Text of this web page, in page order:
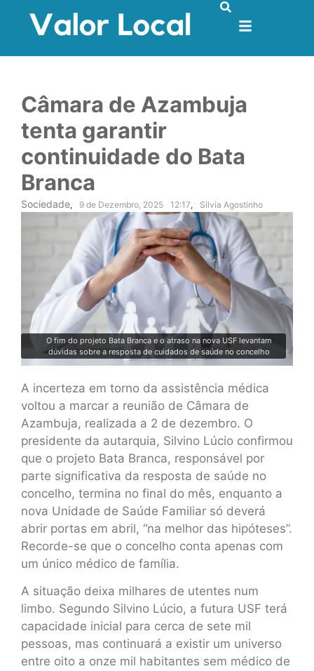
Câmara de Azambuja
tenta garantir
continuidade do Bata
Branca
Sociedade, 9 de Dezembro, 2025 12:17, Silvia Agostinho
O fim do projeto Bata Branca e o atraso na nova USF levantam
dúvidas sobre a resposta de cuidados de saúde no concelho
A incerteza em torno da assistência médica
voltou a marcar a reunião de Câmara de
Azambuja, realizada a 2 de dezembro. O
presidente da autarquia, Silvino Lúcio confirmou
que o projeto Bata Branca, responsável por
parte significativa da resposta de saúde no
concelho, termina no final do mês, enquanto a
nova Unidade de Saúde Familiar só deverá
abrir portas em abril, “na melhor das hipóteses”.
Recorde-se que o concelho conta apenas com
um único médico de família.
A situação deixa milhares de utentes num
limbo. Segundo Silvino Lúcio, a futura USF terá
capacidade inicial para cerca de sete mil
pessoas, mas continuará a existir um universo
entre oito a onze mil habitantes sem médico de